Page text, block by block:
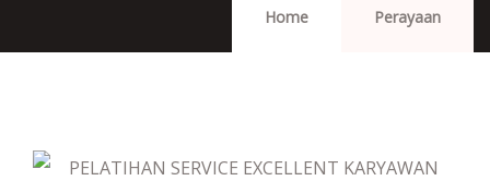
Home Perayaan